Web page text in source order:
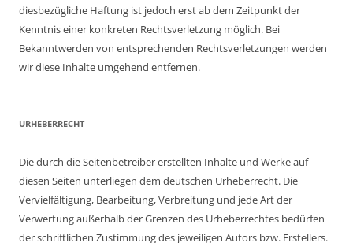
diesbezügliche Haftung ist jedoch erst ab dem Zeitpunkt der
Kenntnis einer konkreten Rechtsverletzung möglich. Bei
Bekanntwerden von entsprechenden Rechtsverletzungen werden
wir diese Inhalte umgehend entfernen.
URHEBERRECHT
Die durch die Seitenbetreiber erstellten Inhalte und Werke auf
diesen Seiten unterliegen dem deutschen Urheberrecht. Die
Vervielfältigung, Bearbeitung, Verbreitung und jede Art der
Verwertung außerhalb der Grenzen des Urheberrechtes bedürfen
der schriftlichen Zustimmung des jeweiligen Autors bzw. Erstellers.